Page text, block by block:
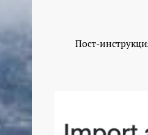
Пост-